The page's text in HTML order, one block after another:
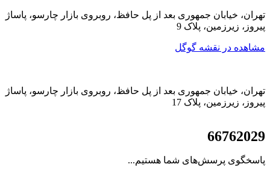
تهران، خیابان جمهوری بعد از پل حافظ، روبروی بازار چارسو، پاساژ
پیروز، زیرزمین، پلاک 9
مشاهده در نقشه گوگل
تهران، خیابان جمهوری بعد از پل حافظ، روبروی بازار چارسو، پاساژ
پیروز، زیرزمین، پلاک 17
66762029
پاسخگوی پرسش‌های شما هستیم...